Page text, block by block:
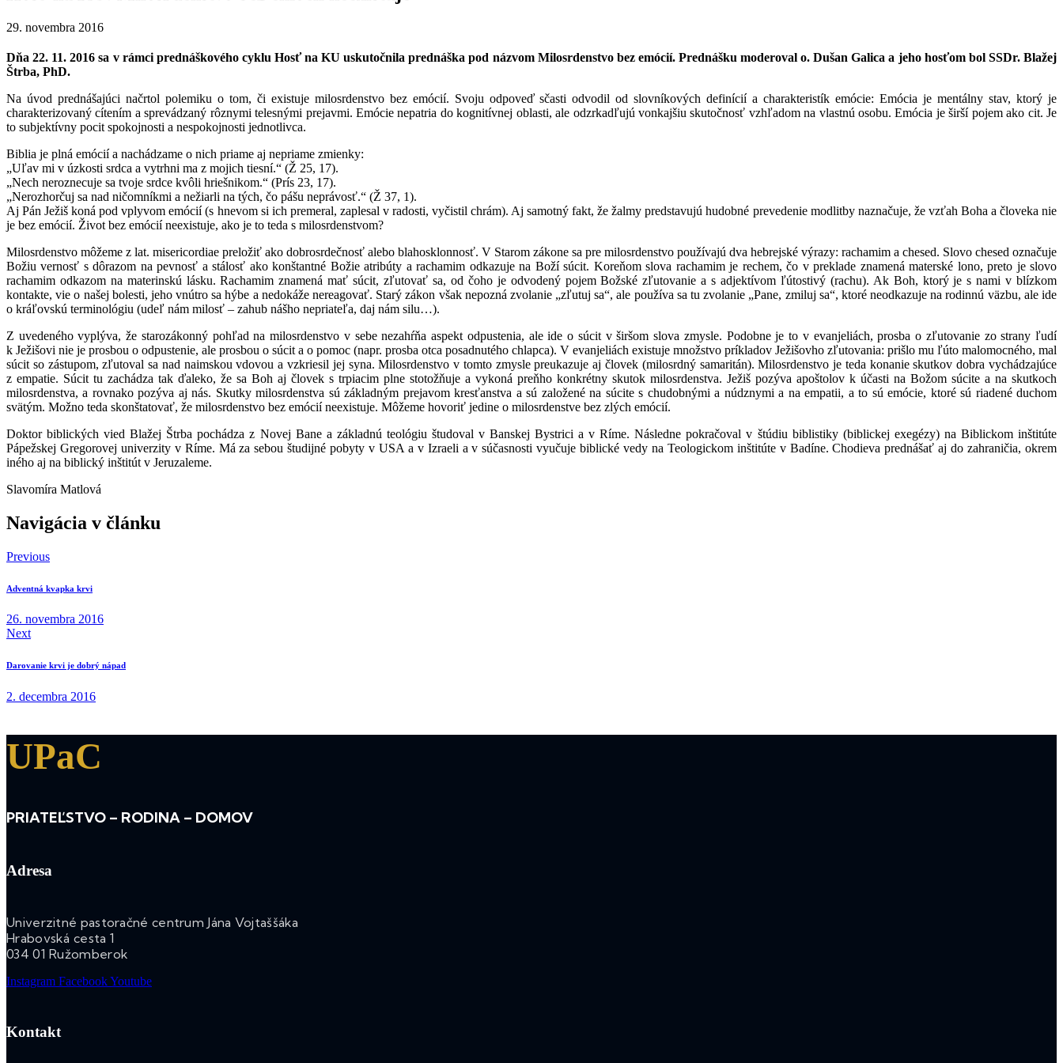
29. novembra 2016
Dňa 22. 11. 2016 sa v rámci prednáškového cyklu Hosť na KU uskutočnila prednáška pod názvom Milosrdenstvo bez emócií. Prednášku moderoval o. Dušan Galica a jeho hosťom bol SSDr. Blažej
Štrba, PhD.
Na úvod prednášajúci načrtol polemiku o tom, či existuje milosrdenstvo bez emócií. Svoju odpoveď sčasti odvodil od slovníkových definícií a charakteristík emócie: Emócia je mentálny stav, ktorý je
charakterizovaný cítením a sprevádzaný rôznymi telesnými prejavmi. Emócie nepatria do kognitívnej oblasti, ale odzrkadľujú vonkajšiu skutočnosť vzhľadom na vlastnú osobu. Emócia je širší pojem ako cit. Je
to subjektívny pocit spokojnosti a nespokojnosti jednotlivca.
Biblia je plná emócií a nachádzame o nich priame aj nepriame zmienky:
„Uľav mi v úzkosti srdca a vytrhni ma z mojich tiesní.“ (Ž 25, 17).
„Nech neroznecuje sa tvoje srdce kvôli hriešnikom.“ (Prís 23, 17).
„Nerozhorčuj sa nad ničomníkmi a nežiarli na tých, čo pášu neprávosť.“ (Ž 37, 1).
Aj Pán Ježiš koná pod vplyvom emócií (s hnevom si ich premeral, zaplesal v radosti, vyčistil chrám). Aj samotný fakt, že žalmy predstavujú hudobné prevedenie modlitby naznačuje, že vzťah Boha a človeka nie
je bez emócií. Život bez emócií neexistuje, ako je to teda s milosrdenstvom?
Milosrdenstvo môžeme z lat. misericordiae preložiť ako dobrosrdečnosť alebo blahosklonnosť. V Starom zákone sa pre milosrdenstvo používajú dva hebrejské výrazy: rachamim a chesed. Slovo chesed označuje
Božiu vernosť s dôrazom na pevnosť a stálosť ako konštantné Božie atribúty a rachamim odkazuje na Boží súcit. Koreňom slova rachamim je rechem, čo v preklade znamená materské lono, preto je slovo
rachamim odkazom na materinskú lásku. Rachamim znamená mať súcit, zľutovať sa, od čoho je odvodený pojem Božské zľutovanie a s adjektívom ľútostivý (rachu). Ak Boh, ktorý je s nami v blízkom
kontakte, vie o našej bolesti, jeho vnútro sa hýbe a nedokáže nereagovať. Starý zákon však nepozná zvolanie „zľutuj sa“, ale používa sa tu zvolanie „Pane, zmiluj sa“, ktoré neodkazuje na rodinnú väzbu, ale ide
o kráľovskú terminológiu (udeľ nám milosť – zahub nášho nepriateľa, daj nám silu…).
Z uvedeného vyplýva, že starozákonný pohľad na milosrdenstvo v sebe nezahŕňa aspekt odpustenia, ale ide o súcit v širšom slova zmysle. Podobne je to v evanjeliách, prosba o zľutovanie zo strany ľudí
k Ježišovi nie je prosbou o odpustenie, ale prosbou o súcit a o pomoc (napr. prosba otca posadnutého chlapca). V evanjeliách existuje množstvo príkladov Ježišovho zľutovania: prišlo mu ľúto malomocného, mal
súcit so zástupom, zľutoval sa nad naimskou vdovou a vzkriesil jej syna. Milosrdenstvo v tomto zmysle preukazuje aj človek (milosrdný samaritán). Milosrdenstvo je teda konanie skutkov dobra vychádzajúce
z empatie. Súcit tu zachádza tak ďaleko, že sa Boh aj človek s trpiacim plne stotožňuje a vykoná preňho konkrétny skutok milosrdenstva. Ježiš pozýva apoštolov k účasti na Božom súcite a na skutkoch
milosrdenstva, a rovnako pozýva aj nás. Skutky milosrdenstva sú základným prejavom kresťanstva a sú založené na súcite s chudobnými a núdznymi a na empatii, a to sú emócie, ktoré sú riadené duchom
svätým. Možno teda skonštatovať, že milosrdenstvo bez emócií neexistuje. Môžeme hovoriť jedine o milosrdenstve bez zlých emócií.
Doktor biblických vied Blažej Štrba pochádza z Novej Bane a základnú teológiu študoval v Banskej Bystrici a v Ríme. Následne pokračoval v štúdiu biblistiky (biblickej exegézy) na Biblickom inštitúte
Pápežskej Gregorovej univerzity v Ríme. Má za sebou študijné pobyty v USA a v Izraeli a v súčasnosti vyučuje biblické vedy na Teologickom inštitúte v Badíne. Chodieva prednášať aj do zahraničia, okrem
iného aj na biblický inštitút v Jeruzaleme.
Slavomíra Matlová
Navigácia v článku
Previous
Adventná kvapka krvi
26. novembra 2016
Next
Darovanie krvi je dobrý nápad
2. decembra 2016
UPaC
PRIATEĽSTVO – RODINA – DOMOV
Adresa
Univerzitné pastoračné centrum Jána Vojtaššáka
Hrabovská cesta 1
034 01 Ružomberok
Instagram FacebookYoutube
Kontakt